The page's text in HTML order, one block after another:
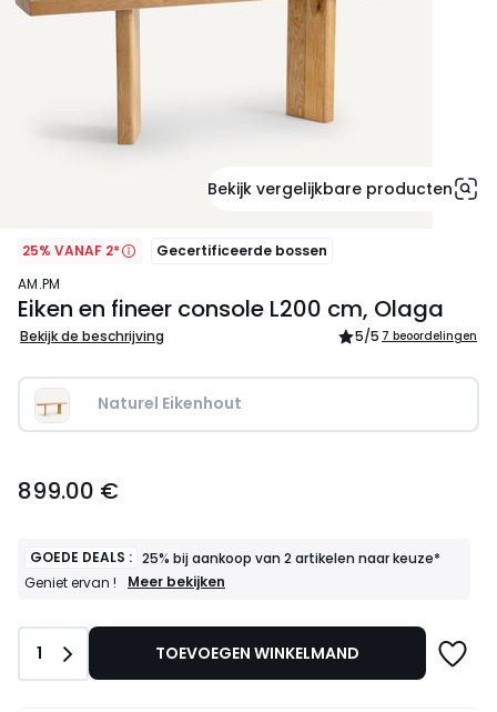
Bekijk vergelijkbare producten
25% VANAF 2*
Gecertificeerde bossen
AM.PM
Eiken en fineer console L200 cm, Olaga
Bekijk de beschrijving 5/5 7 beoordelingen
Naturel Eikenhout
€.
899.00 €
GOEDE DEALS : 25% bij aankoop van 2 artikelen naar keuze*
Geniet ervan !
GOEDE
Meer bekijken
Aantal
1 TOEVOEGEN WINKELMAND